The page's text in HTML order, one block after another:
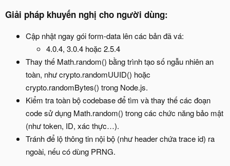
Giải pháp khuyến nghị cho người dùng:​
Cập nhật ngay gói form-data lên các bản đã vá:
4.0.4, 3.0.4 hoặc 2.5.4
Thay thế Math.random() bằng trình tạo số ngẫu nhiên an
toàn, như crypto.randomUUID() hoặc
crypto.randomBytes() trong Node.js.
Kiểm tra toàn bộ codebase để tìm và thay thế các đoạn
code sử dụng Math.random() trong các chức năng bảo mật
(như token, ID, xác thực…).
Tránh để lộ thông tin nội bộ (như header chứa trace id) ra
ngoài, nếu có dùng PRNG.